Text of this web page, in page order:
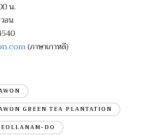
น.
อน
(ภาษาเกาหลี)
GREEN TEA PLANTATION
DO